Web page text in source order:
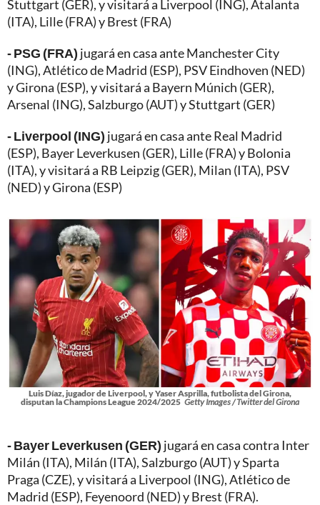
Stuttgart (GER), y visitará a Liverpool (ING), Atalanta
(ITA), Lille (FRA) y Brest (FRA)
- PSG (FRA) jugará en casa ante Manchester City
(ING), Atlético de Madrid (ESP), PSV Eindhoven (NED)
y Girona (ESP), y visitará a Bayern Múnich (GER),
Arsenal (ING), Salzburgo (AUT) y Stuttgart (GER)
- Liverpool (ING) jugará en casa ante Real Madrid
(ESP), Bayer Leverkusen (GER), Lille (FRA) y Bolonia
(ITA), y visitará a RB Leipzig (GER), Milan (ITA), PSV
(NED) y Girona (ESP)
Luis Díaz, jugador de Liverpool, y Yaser Asprilla, futbolista del Girona,
disputan la Champions League 2024/2025 Getty Images / Twitter del Girona
- Bayer Leverkusen (GER) jugará en casa contra Inter
Milán (ITA), Milán (ITA), Salzburgo (AUT) y Sparta
Praga (CZE), y visitará a Liverpool (ING), Atlético de
Madrid (ESP), Feyenoord (NED) y Brest (FRA).